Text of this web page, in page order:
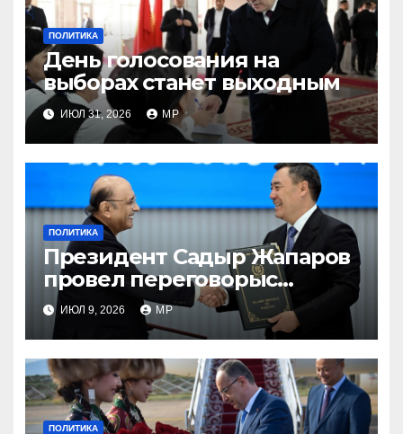
ПОЛИТИКА
День голосования на
выборах станет выходным
ИЮЛ 31, 2026 MP
ПОЛИТИКА
Президент Садыр Жапаров
провел переговорыс
лидером Пакистана
ИЮЛ 9, 2026 MP
ПОЛИТИКА